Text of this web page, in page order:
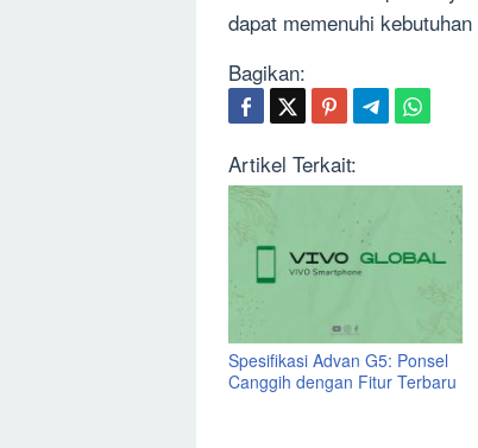
dapat memenuhi
Bagikan:
Artikel Terkait:
Spesifikasi Advan G5: Ponsel
Canggih dengan Fitur Terbaru